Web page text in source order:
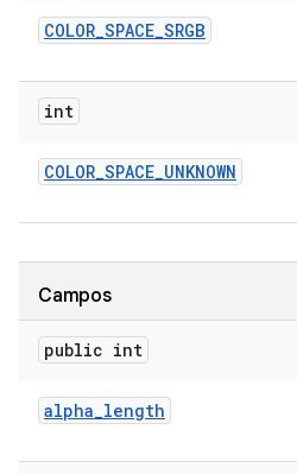
COLOR_SPACE_SRGB
int
COLOR_SPACE_UNKNOWN
Campos
public int
alpha_length